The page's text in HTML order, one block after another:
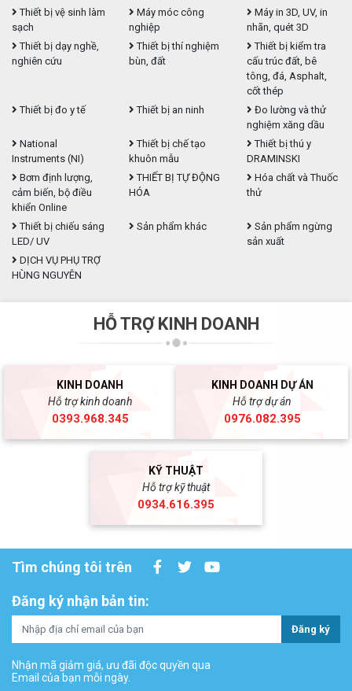
Thiết bị vệ sinh làm
sạch
Máy móc công
nghiệp
Máy in 3D, UV, in
nhãn, quét 3D
Thiết bị dạy nghề,
nghiên cứu
Thiết bị thí nghiệm
bùn, đất
Thiết bị kiểm tra
cấu trúc đất, bê
tông, đá, Asphalt,
cốt thép
Thiết bị đo y tế
Thiết bị an ninh
Đo lường và thử
nghiệm xăng dầu
National
Instruments (NI)
Thiết bị chế tạo
khuôn mẫu
Thiết bị thú y
DRAMINSKI
Bơm định lượng,
cảm biến, bộ điều
khiển Online
THIẾT BỊ TỰ ĐỘNG
HÓA
Hóa chất và Thuốc
thử
Thiết bị chiếu sáng
LED/ UV
Sản phẩm khác
Sản phẩm ngừng
sản xuất
DỊCH VỤ PHỤ TRỢ
HÙNG NGUYÊN
HỖ TRỢ KINH DOANH
KINH DOANH
Hỗ trợ kinh doanh
0393.968.345
KINH DOANH DỰ ÁN
Hỗ trợ dự án
0976.082.395
KỸ THUẬT
Hỗ trợ kỹ thuật
0934.616.395
Tìm chúng tôi trên
Đăng ký nhận bản tin:
Đăng ký
Nhận mã giảm giá, ưu đãi độc quyền qua
Email của bạn mỗi ngày.